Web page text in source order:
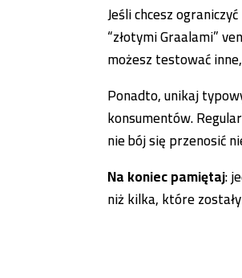
Jeśli chcesz
“złotymi Graalami”
możesz testować
Ponadto, unikaj
konsumentów.
nie bój się przenosić
Na koniec pamiętaj:
niż kilka, które